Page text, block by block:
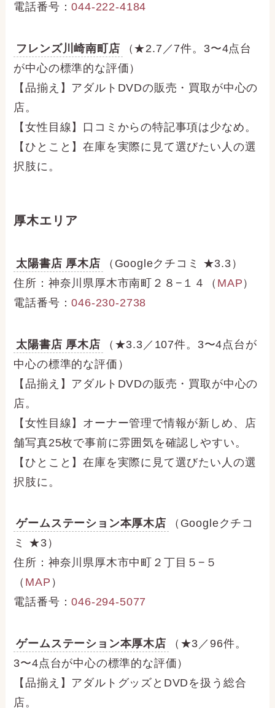
電話番号：044-222-4184
フレンズ川崎南町店
（★2.7／7件。3〜4点台
が中心の標準的な評価）
【品揃え】アダルトDVDの販売・買取が中心の
店。
【女性目線】口コミからの特記事項は少なめ。
【ひとこと】在庫を実際に見て選びたい人の選
択肢に。
厚木エリア
太陽書店 厚木店
（Googleクチコミ ★3.3）
住所：神奈川県厚木市南町２８−１４（ MAP ）
電話番号：046-230-2738
太陽書店 厚木店
（★3.3／107件。3〜4点台が
中心の標準的な評価）
【品揃え】アダルトDVDの販売・買取が中心の
店。
【女性目線】オーナー管理で情報が新しめ、店
舗写真25枚で事前に雰囲気を確認しやすい。
【ひとこと】在庫を実際に見て選びたい人の選
択肢に。
ゲームステーション本厚木店
（Googleクチコ
ミ ★3）
住所：神奈川県厚木市中町２丁目５−５
（ MAP ）
電話番号：046-294-5077
ゲームステーション本厚木店
（★3／96件。
3〜4点台が中心の標準的な評価）
【品揃え】アダルトグッズとDVDを扱う総合
店。